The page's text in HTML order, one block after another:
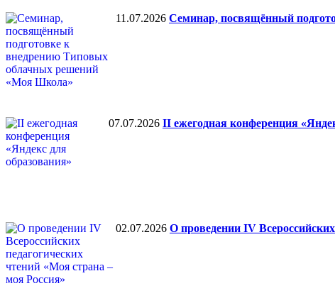
11.07.2026 Семинар, посвящённый
07.07.2026 II ежегодная конференция
02.07.2026 О проведении IV